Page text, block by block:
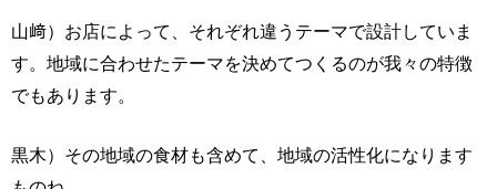
山﨑）お店によって、それぞれ違うテーマで設計していま
す。地域に合わせたテーマを決めてつくるのが我々の特徴
でもあります。
黒木）その地域の食材も含めて、地域の活性化になります